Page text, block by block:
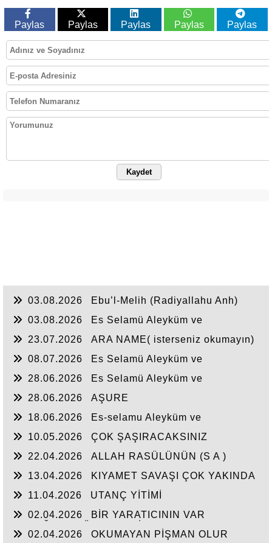
Paylas Paylas Paylas Paylas Paylas
Kaydet
03.08.2026
Ebu’l-Melih (Radiyallahu Anh)
03.08.2026
Es Selamü Aleyküm ve
23.07.2026
ARA NAME( isterseniz okumayın)
08.07.2026
Es Selamü Aleyküm ve
28.06.2026
Es Selamü Aleyküm ve
28.06.2026
AŞURE
18.06.2026
Es-selamu Aleyküm ve
10.05.2026
ÇOK ŞAŞIRACAKSINIZ
22.04.2026
ALLAH RASÜLÜNÜN (S A )
13.04.2026
KIYAMET SAVAŞI ÇOK YAKINDA
11.04.2026
UTANÇ YİTİMİ
02.04.2026
BİR YARATICININ VAR
02.04.2026
OKUMAYAN PİŞMAN OLUR